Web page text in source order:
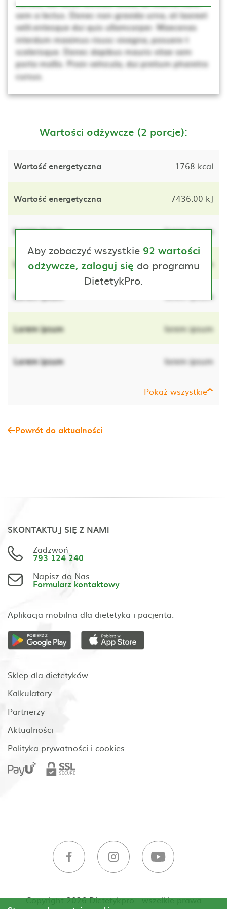
sem a lectus. Donec non gravida urna, at laoreet
velit.entesque dui quis ullamcorper. Maecenas
interdum maximus risusc vivagna, posuere t
scelerisque. Donec dapibus mauris vitae sem
porta mollis. Proin vehicula, dui pretium pharetra
cursus.
Wartości odżywcze (2 porcje):
Wartość energetyczna 1768 kcal
Wartość energetyczna 7436.00 kJ
Lorem ipsum lorem ipsum
Lorem ipsum lorem ipsum
Lorem ipsum lorem ipsum
Lorem ipsum lorem ipsum
Lorem ipsum lorem ipsum
Pokaż wszystkie
Aby zobaczyć wszystkie 92 wartości
odżywcze, zaloguj się do programu
DietetykPro.
Powrót do aktualności
SKONTAKTUJ SIĘ Z NAMI
Zadzwoń
793 124 240
Napisz do Nas
Formularz kontaktowy
Aplikacja mobilna dla dietetyka i pacjenta:
Sklep dla dietetyków
Kalkulatory
Partnerzy
Aktualności
Polityka prywatności i cookies
Copyright 2026 Dietetykpro - wszelkie prawa